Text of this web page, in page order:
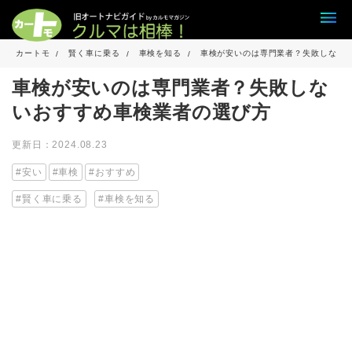
カートモ 賢く車に乗る 車検を知る 車検が安いのは専門業者？失敗しない
車検が安いのは専門業者？失敗しな
いおすすめ車検業者の選び方
更新日：2024.08.23
安い 車検 おすすめ
賢く車に乗る 車検を知る